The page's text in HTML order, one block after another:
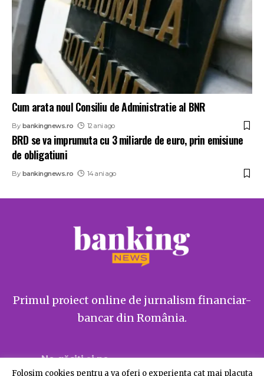
Cum arata noul Consiliu de Administratie al BNR
By bankingnews.ro 12 ani ago
BRD se va imprumuta cu 3 miliarde de euro, prin emisiune
de obligatiuni
By bankingnews.ro 14 ani ago
Primul proiect online de jurnalism financiar-
bancar din România.
Ne găsiți și pe
Folosim cookies pentru a va oferi o experienta cat mai placuta